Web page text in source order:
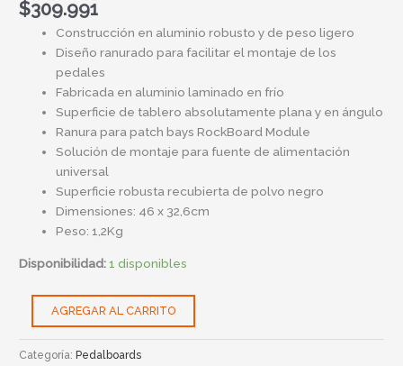
$309.991
Construcción en aluminio robusto y de peso ligero
Diseño ranurado para facilitar el montaje de los
pedales
Fabricada en aluminio laminado en frío
Superficie de tablero absolutamente plana y en ángulo
Ranura para patch bays RockBoard Module
Solución de montaje para fuente de alimentación
universal
Superficie robusta recubierta de polvo negro
Dimensiones: 46 x 32,6cm
Peso: 1,2Kg
Disponibilidad:1 disponibles
AGREGAR AL CARRITO
Categoría:Pedalboards